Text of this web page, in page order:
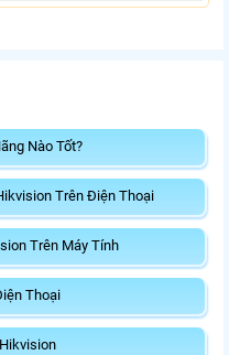
Nào Tốt?
Trên Điện Thoại
Trên Máy Tính
Thoại